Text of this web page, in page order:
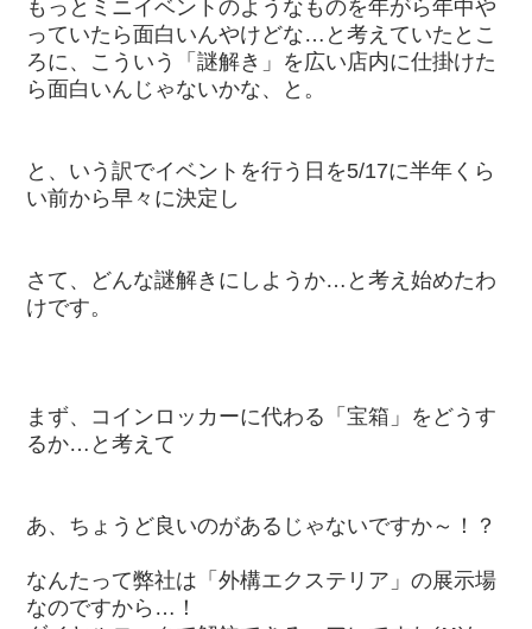
もっとミニイベントのようなものを年がら年中や
っていたら面白いんやけどな…と考えていたとこ
ろに、こういう「謎解き」を広い店内に仕掛けた
ら面白いんじゃないかな、と。
と、いう訳でイベントを行う日を5/17に半年くら
い前から早々に決定し
さて、どんな謎解きにしようか…と考え始めたわ
けです。
まず、コインロッカーに代わる「宝箱」をどうす
るか…と考えて
あ、ちょうど良いのがあるじゃないですか～！？
なんたって弊社は「外構エクステリア」の展示場
なのですから…！